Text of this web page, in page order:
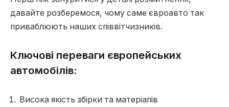
давайте розберемося, чому саме євроавто так
приваблюють наших співвітчизників.
Ключові переваги європейських
автомобілів:
Висока якість збірки та матеріалів